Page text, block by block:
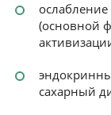
(основной
сахарный